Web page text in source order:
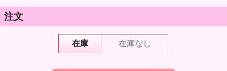
※ジャケットの裾と袖口、ベルト付きスラックスの裾は、デ
ザイン性を重視してボンドで接着をしております。水に濡ら
すとはがれる場合があります。お気をつけ下さい。また、接
着箇所が色濃く見える場合がありますが不良ではありませ
ん。ご了承下さい。
※商品到着後、すぐに中身をご確認下さい。
注文
在庫 在庫なし